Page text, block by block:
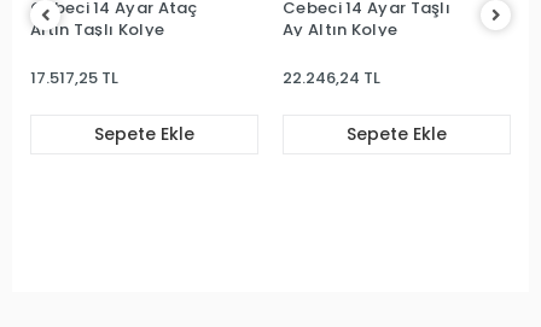
Cebeci 14 Ayar Ataç
Altın Taşlı Kolye
17.517,25 TL
Sepete Ekle
Cebeci 14 Ayar Taşlı
Ay Altın Kolye
22.246,24 TL
Sepete Ekle